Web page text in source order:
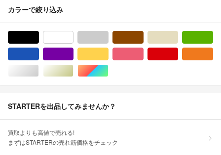
カラーで絞り込み
シルバー/銀色系ゴールド/金色系マルチカラー
STARTERを出品してみませんか？
買取よりも高値で売れる!
まずはSTARTERの売れ筋価格をチェック